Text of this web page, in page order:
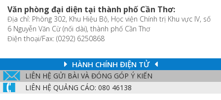
Văn phòng đại diện tại thành phố Cần Thơ:
Địa chỉ: Phòng 302, Khu Hiệu Bộ, Học viện Chính trị Khu vực IV, số
6 Nguyễn Văn Cừ (nối dài), thành phố Cần Thơ
Điện thoại/Fax: (0292) 6250868
HÀNH CHÍNH ĐIỆN TỬ
LIÊN HỆ GỬI BÀI VÀ ĐÓNG GÓP Ý KIẾN
LIÊN HỆ QUẢNG CÁO: 080 46138